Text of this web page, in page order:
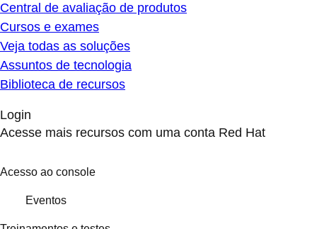
Central de avaliação de produtos
Cursos e exames
Veja todas as soluções
Assuntos de tecnologia
Biblioteca de recursos
Login
Acesse mais recursos com uma conta Red Hat
Acesso ao console
Eventos